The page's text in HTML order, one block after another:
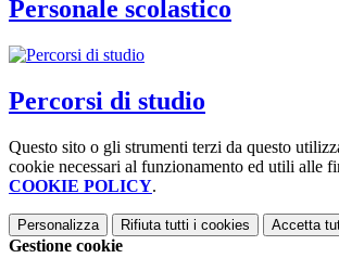
Personale scolastico
Percorsi di studio
Questo sito o gli strumenti terzi da questo
cookie necessari al funzionamento ed utili alle
COOKIE POLICY.
Personalizza Rifiuta tutti i cookies Accetta
Gestione cookie